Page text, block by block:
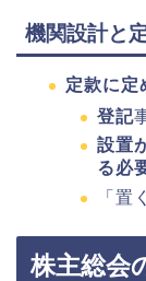
機関設計と
定款に定
登記
設置
る必
「置
株主総会